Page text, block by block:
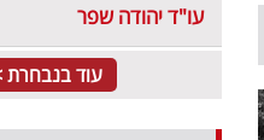
עו"ד יהודה שפר
עוד בנבחרת